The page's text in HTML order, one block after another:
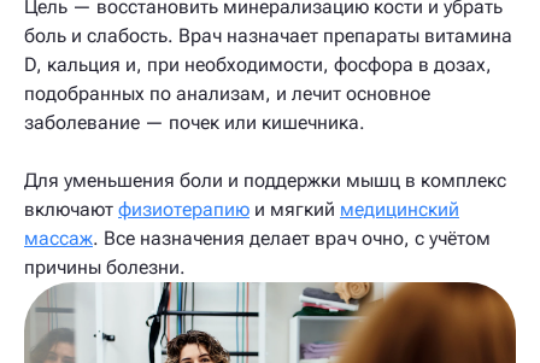
Цель — восстановить минерализацию кости и убрать
боль и слабость. Врач назначает препараты витамина
D, кальция и, при необходимости, фосфора в дозах,
подобранных по анализам, и лечит основное
заболевание — почек или кишечника.
Для уменьшения боли и поддержки мышц в комплекс
включают физиотерапию и мягкий медицинский
массаж. Все назначения делает врач очно, с учётом
причины болезни.